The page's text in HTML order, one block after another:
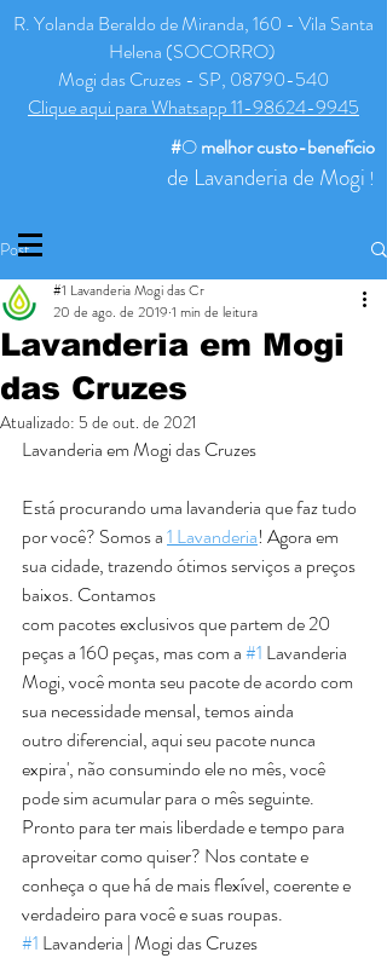
R. Yolanda Beraldo de Miranda, 160 - Vila Santa
Helena (SOCORRO)
Mogi das Cruzes - SP, 08790-540
Clique aqui para Whatsapp 11-98624-9945
#Omelhorcusto-benefício
de Lavanderia de Mogi !
Post
Lavanderia em Mogi
das Cruzes
#1 Lavanderia Mogi das Cr
20 de ago. de 2019 1 min de leitura
Atualizado: 5 de out. de 2021
Lavanderia em Mogi das Cruzes
Está procurando uma lavanderia que faz tudo
por você? Somos a 1 Lavanderia! Agora em
sua cidade, trazendo ótimos serviços a preços
baixos. Contamos
com pacotes exclusivos que partem de 20
peças a 160 peças, mas com a #1 Lavanderia
Mogi, você monta seu pacote de acordo com
sua necessidade mensal, temos ainda
outro diferencial, aqui seu pacote nunca
expira', não consumindo ele no mês, você
pode sim acumular para o mês seguinte.
Pronto para ter mais liberdade e tempo para
aproveitar como quiser? Nos contate e
conheça o que há de mais flexível, coerente e
verdadeiro para você e suas roupas.
#1 Lavanderia | Mogi das Cruzes